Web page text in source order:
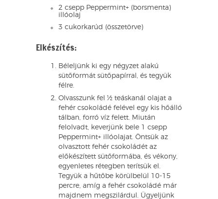
2 csepp Peppermint+ (borsmenta)
illóolaj
3 cukorkarúd (összetörve)
Elkészítés:
Béleljünk ki egy négyzet alakú
sütőformát sütőpapírral, és tegyük
félre.
Olvasszunk fel ½ teáskanál olajat a
fehér csokoládé felével egy kis hőálló
tálban, forró víz felett. Miután
felolvadt, keverjünk bele 1 csepp
Peppermint+ illóolajat. Öntsük az
olvasztott fehér csokoládét az
előkészített sütőformába, és vékony,
egyenletes rétegben terítsük el.
Tegyük a hűtőbe körülbelül 10-15
percre, amíg a fehér csokoládé már
majdnem megszilárdul. Ügyeljünk